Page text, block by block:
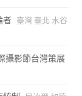
者 臺灣 臺北 水谷
攝影節台灣策展